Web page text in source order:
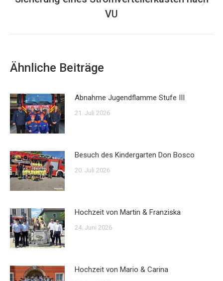
Beitrag:
VU
Ähnliche Beiträge
Abnahme Jugendflamme Stufe III
21. Juli 2026
Besuch des Kindergarten Don Bosco
20. Juli 2026
Hochzeit von Martin & Franziska
24. Juni 2026
Hochzeit von Mario & Carina